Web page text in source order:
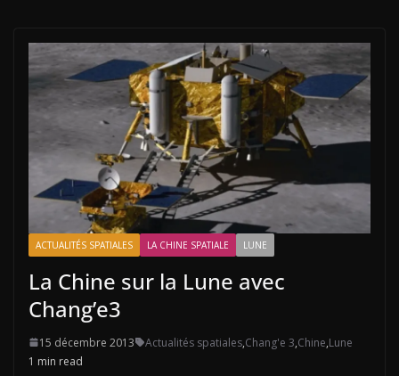
ACTUALITÉS SPATIALES LA CHINE SPATIALE LUNE
La Chine sur la Lune avec
Chang’e3
15 décembre 2013 Actualités spatiales,Chang'e 3,Chine,Lune
1 min read